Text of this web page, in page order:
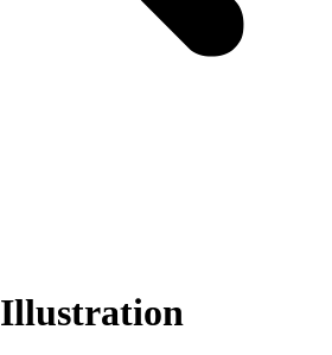
Illustration